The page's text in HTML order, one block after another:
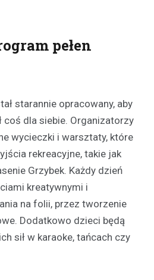
pełen
starannie opracowany, aby
coś dla siebie. Organizatorzy
wycieczki i warsztaty, które
rekreacyjne, takie jak
Grzybek. Każdy dzień
kreatywnymi i
na folii, przez tworzenie
Dodatkowo dzieci będą
sił w karaoke, tańcach czy